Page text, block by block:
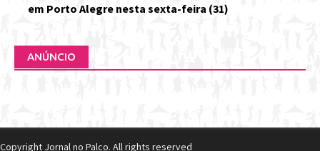
em Porto Alegre nesta sexta-feira (31)
ANÚNCIO
Copyright Jornal no Palco. All rights reserved